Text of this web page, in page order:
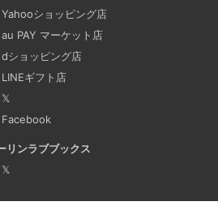
Yahooショッピング店
au PAY マーケット店
dショッピング店
LINEギフト店
𝕏
Facebook
リンラブブックス
𝕏